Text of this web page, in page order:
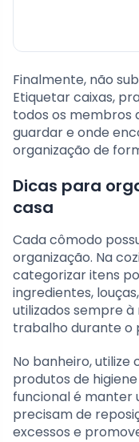
Finalmente, não
Etiquetar caixas,
todos os membros
guardar e onde
organização de
Dicas para
casa
Cada cômodo
organização. Na
categorizar itens
ingredientes,
utilizados sempre
trabalho durante o
No banheiro,
produtos de
funcional é manter
precisam de
excessos e